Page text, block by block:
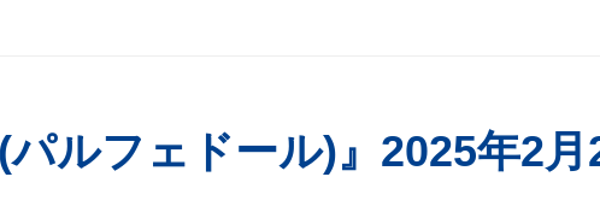
パルフェドール)』2025年2月